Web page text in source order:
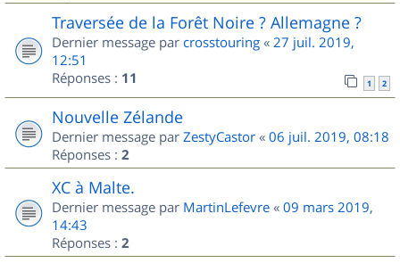
Traversée de la Forêt Noire ? Allemagne ?
Dernier message par crosstouring « 27 juil. 2019,
12:51
Réponses : 11 1 2
Nouvelle Zélande
Dernier message par ZestyCastor « 06 juil. 2019, 08:18
Réponses : 2
XC à Malte.
Dernier message par MartinLefevre « 09 mars 2019,
14:43
Réponses : 2